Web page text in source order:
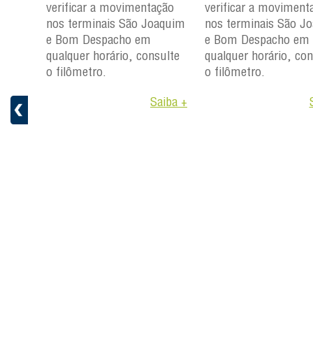
+
verificar a movimentação
nos terminais São Joaquim
e Bom Despacho em
qualquer horário, consulte
o filômetro.
Saiba +
verificar a
nos terminais São
e Bom Despacho em
qualquer horário,
o filômetro.